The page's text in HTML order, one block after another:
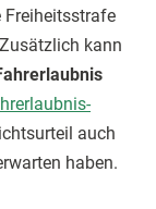
Freiheitsstrafe
kann
auch
haben.